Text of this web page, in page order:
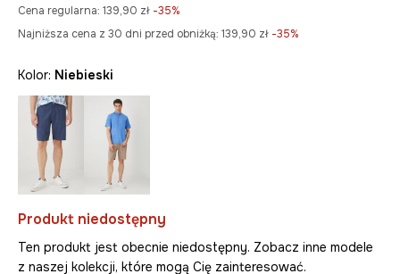
Cena regularna: 139,90 zł -35%
Najniższa cena z 30 dni przed obniżką: 139,90 zł -35%
Kolor: niebieski
Produkt niedostępny
Ten produkt jest obecnie niedostępny. Zobacz inne modele
z naszej kolekcji, które mogą Cię zainteresować.